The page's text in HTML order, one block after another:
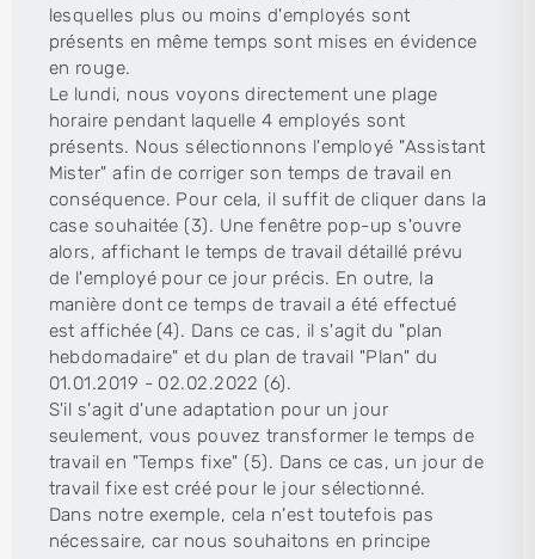
lesquelles plus ou moins d'employés sont
présents en même temps sont mises en évidence
en rouge.
Le lundi, nous voyons directement une plage
horaire pendant laquelle 4 employés sont
présents. Nous sélectionnons l'employé "Assistant
Mister" afin de corriger son temps de travail en
conséquence. Pour cela, il suffit de cliquer dans la
case souhaitée (3). Une fenêtre pop-up s'ouvre
alors, affichant le temps de travail détaillé prévu
de l'employé pour ce jour précis. En outre, la
manière dont ce temps de travail a été effectué
est affichée (4). Dans ce cas, il s'agit du "plan
hebdomadaire" et du plan de travail "Plan" du
01.01.2019 - 02.02.2022 (6).
S'il s'agit d'une adaptation pour un jour
seulement, vous pouvez transformer le temps de
travail en "Temps fixe" (5). Dans ce cas, un jour de
travail fixe est créé pour le jour sélectionné.
Dans notre exemple, cela n'est toutefois pas
nécessaire, car nous souhaitons en principe